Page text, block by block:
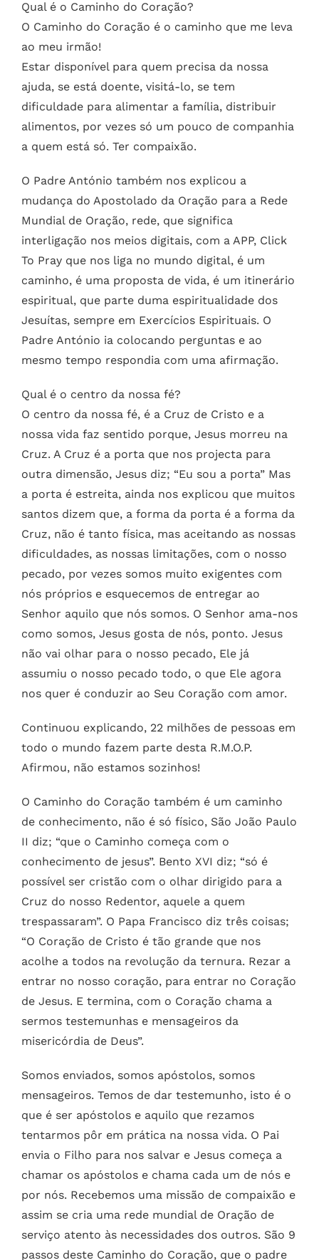
Qual é o Caminho do Coração?
O Caminho do Coração é o caminho que me leva
ao meu irmão!
Estar disponível para quem precisa da nossa
ajuda, se está doente, visitá-lo, se tem
dificuldade para alimentar a família, distribuir
alimentos, por vezes só um pouco de companhia
a quem está só. Ter compaixão.
O Padre António também nos explicou a
mudança do Apostolado da Oração para a Rede
Mundial de Oração, rede, que significa
interligação nos meios digitais, com a APP, Click
To Pray que nos liga no mundo digital, é um
caminho, é uma proposta de vida, é um itinerário
espiritual, que parte duma espiritualidade dos
Jesuítas, sempre em Exercícios Espirituais. O
Padre António ia colocando perguntas e ao
mesmo tempo respondia com uma afirmação.
Qual é o centro da nossa fé?
O centro da nossa fé, é a Cruz de Cristo e a
nossa vida faz sentido porque, Jesus morreu na
Cruz. A Cruz é a porta que nos projecta para
outra dimensão, Jesus diz; “Eu sou a porta” Mas
a porta é estreita, ainda nos explicou que muitos
santos dizem que, a forma da porta é a forma da
Cruz, não é tanto física, mas aceitando as nossas
dificuldades, as nossas limitações, com o nosso
pecado, por vezes somos muito exigentes com
nós próprios e esquecemos de entregar ao
Senhor aquilo que nós somos. O Senhor ama-nos
como somos, Jesus gosta de nós, ponto. Jesus
não vai olhar para o nosso pecado, Ele já
assumiu o nosso pecado todo, o que Ele agora
nos quer é conduzir ao Seu Coração com amor.
Continuou explicando, 22 milhões de pessoas em
todo o mundo fazem parte desta R.M.O.P.
Afirmou, não estamos sozinhos!
O Caminho do Coração também é um caminho
de conhecimento, não é só físico, São João Paulo
II diz; “que o Caminho começa com o
conhecimento de jesus”. Bento XVI diz; “só é
possível ser cristão com o olhar dirigido para a
Cruz do nosso Redentor, aquele a quem
trespassaram”. O Papa Francisco diz três coisas;
“O Coração de Cristo é tão grande que nos
acolhe a todos na revolução da ternura. Rezar a
entrar no nosso coração, para entrar no Coração
de Jesus. E termina, com o Coração chama a
sermos testemunhas e mensageiros da
misericórdia de Deus”.
Somos enviados, somos apóstolos, somos
mensageiros. Temos de dar testemunho, isto é o
que é ser apóstolos e aquilo que rezamos
tentarmos pôr em prática na nossa vida. O Pai
envia o Filho para nos salvar e Jesus começa a
chamar os apóstolos e chama cada um de nós e
por nós. Recebemos uma missão de compaixão e
assim se cria uma rede mundial de Oração de
serviço atento às necessidades dos outros. São 9
passos deste Caminho do Coração, que o padre